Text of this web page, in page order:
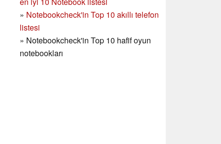
» Notebookcheck'in Top 10 akıllı telefon
listesi
» Notebookcheck'in Top 10 hafif oyun
notebookları